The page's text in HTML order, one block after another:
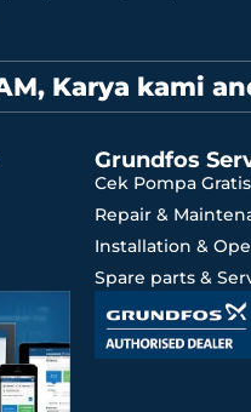
Karya kami
Grundfos
Cek Pompa
Repair &
Installation &
Spare parts &